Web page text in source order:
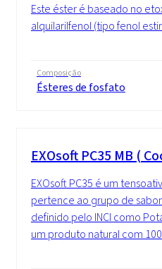
Este éster é baseado no
alquilarilfenol (tipo fenol
Composição
Ésteres de fosfato
EXOsoft PC35 MB (
EXOsoft PC35 é um
pertence ao grupo de
definido pelo INCI como
um produto natural com